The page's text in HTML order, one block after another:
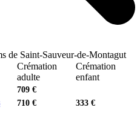
de Saint-Sauveur-de-Montagut
Crémation
adulte
Crémation
enfant
709 €
710 € 333 €